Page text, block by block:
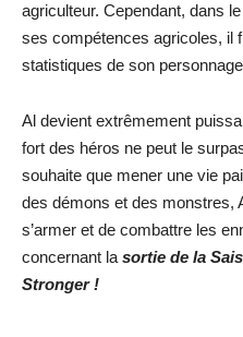
agriculteur. Cependant, dans
ses compétences agricoles, il
statistiques de son
Al devient extrêmement
fort des héros ne peut le
souhaite que mener une vie
des démons et des monstres,
s’armer et de combattre les
concernant la sortie de la
Stronger!